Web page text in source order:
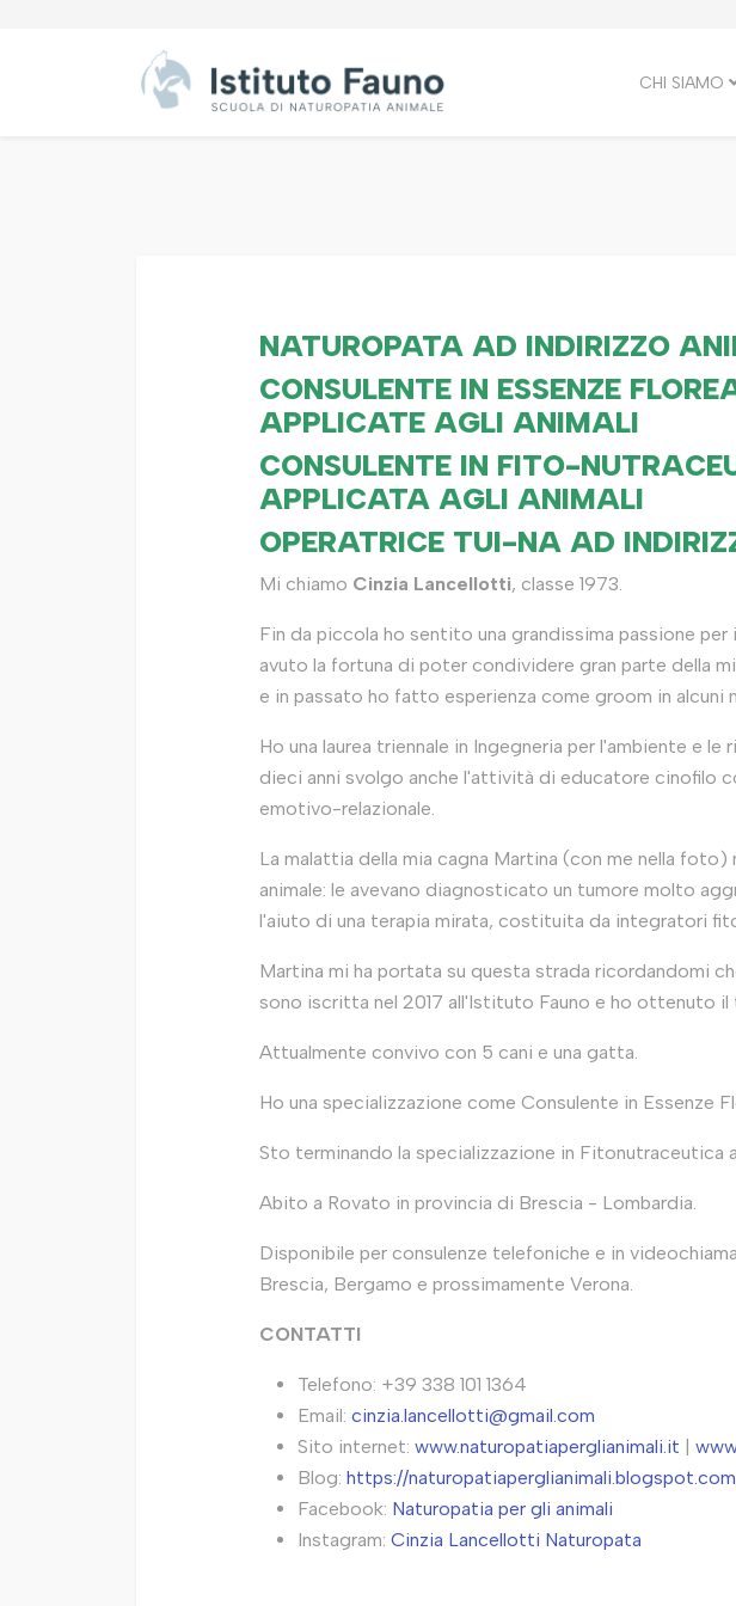
CHI SIAMO
NATUROPATA AD INDIRIZZO
CONSULENTE IN ESSENZE
APPLICATE AGLI ANIMALI
CONSULENTE IN FITO-
APPLICATA AGLI ANIMALI
OPERATRICE TUI-NA AD
Mi chiamo Cinzia Lancellotti, classe 1973.
Fin da piccola ho sentito una grandissima passione per
avuto la fortuna di poter condividere gran parte della
e in passato ho fatto esperienza come groom in alcuni
Ho una laurea triennale in Ingegneria per l'ambiente e le
dieci anni svolgo anche l'attività di educatore cinofilo
emotivo-relazionale.
La malattia della mia cagna Martina (con me nella
animale: le avevano diagnosticato un tumore molto
l'aiuto di una terapia mirata, costituita da integratori
Martina mi ha portata su questa strada ricordandomi
sono iscritta nel 2017 all'Istituto Fauno e ho ottenuto
Attualmente convivo con 5 cani e una gatta.
Ho una specializzazione come Consulente in Essenze
Sto terminando la specializzazione in Fitonutraceutica
Abito a Rovato in provincia di Brescia - Lombardia.
Disponibile per consulenze telefoniche e in
Brescia, Bergamo e prossimamente Verona.
CONTATTI
Telefono: +39 338 101 1364
Email: cinzia.lancellotti@gmail.com
Sito internet: www.naturopatiaperglianimali.it |
Blog: https://
Facebook: Naturopatia per gli animali
Instagram: Cinzia Lancellotti Naturopata